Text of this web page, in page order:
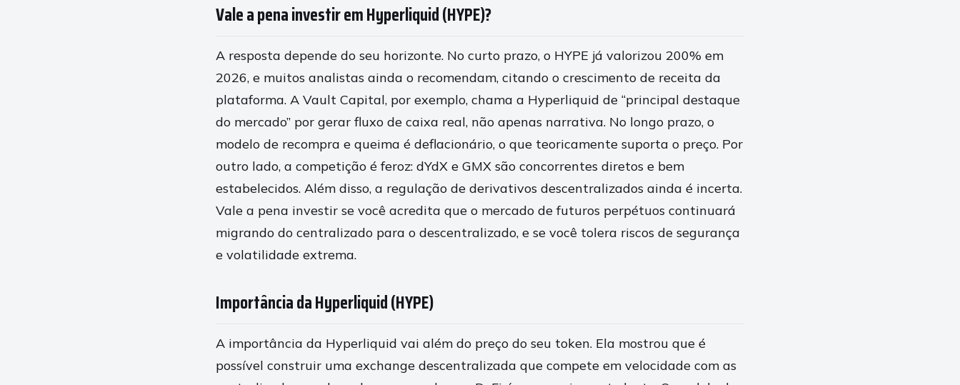
Vale a pena investir em Hyperliquid (HYPE)?
A resposta depende do seu horizonte. No curto prazo, o HYPE já valorizou 200% em
2026, e muitos analistas ainda o recomendam, citando o crescimento de receita da
plataforma. A Vault Capital, por exemplo, chama a Hyperliquid de “principal destaque
do mercado” por gerar fluxo de caixa real, não apenas narrativa. No longo prazo, o
modelo de recompra e queima é deflacionário, o que teoricamente suporta o preço. Por
outro lado, a competição é feroz: dYdX e GMX são concorrentes diretos e bem
estabelecidos. Além disso, a regulação de derivativos descentralizados ainda é incerta.
Vale a pena investir se você acredita que o mercado de futuros perpétuos continuará
migrando do centralizado para o descentralizado, e se você tolera riscos de segurança
e volatilidade extrema.
Importância da Hyperliquid (HYPE)
A importância da Hyperliquid vai além do preço do seu token. Ela mostrou que é
possível construir uma exchange descentralizada que compete em velocidade com as